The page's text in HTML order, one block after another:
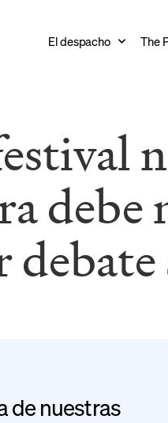
El despacho The
debe
de nuestras